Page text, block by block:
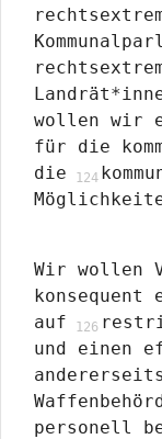
wollen wir
für die
die
Wir wollen
konsequent
auf
und einen
personell